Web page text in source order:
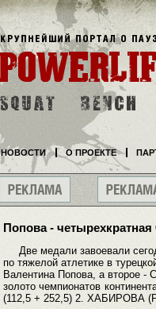
Попова -
Две медали завоевали
по тяжелой атлетике в
Валентина Попова, а второе -
золото чемпионатов
(112,5 + 252,5) 2. ХАБИРОВА
НОВОСТИ О ПРОЕКТЕ